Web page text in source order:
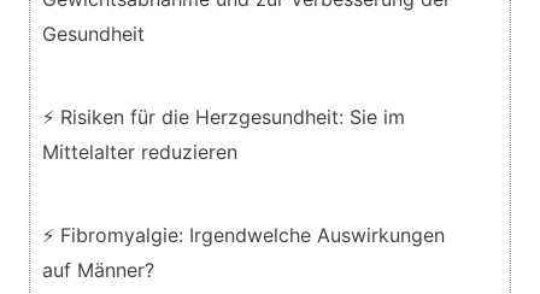
Gesundheit
⚡ Risiken für die Herzgesundheit: Sie im
Mittelalter reduzieren
⚡ Fibromyalgie: Irgendwelche Auswirkungen
auf Männer?